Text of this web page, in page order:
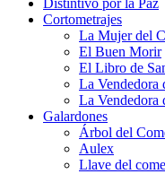
Distintivo por la Paz
Cortometrajes
La Mujer del
El Buen Morir
El Libro de
La Vendedora
La Vendedora
Galardones
Árbol del
Aulex
Llave del